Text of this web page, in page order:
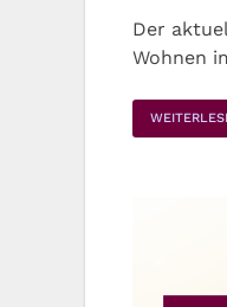
Der
Wohnen